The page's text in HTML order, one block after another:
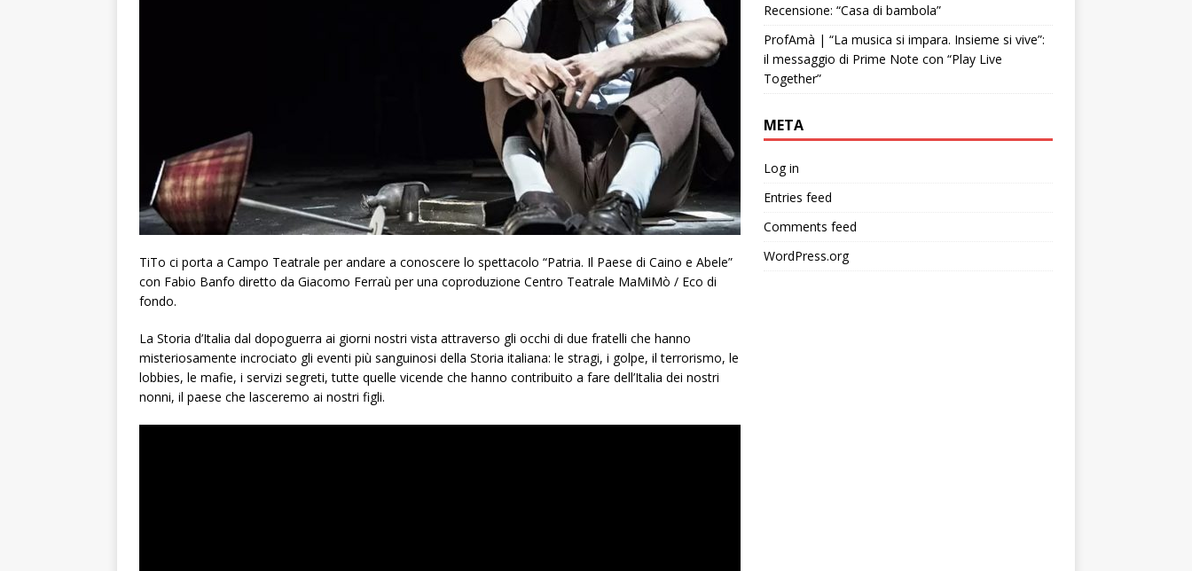
TiTo ci porta a Campo Teatrale per andare a conoscere lo spettacolo “Patria. Il Paese di Caino e Abele”
con Fabio Banfo diretto da Giacomo Ferraù per una coproduzione Centro Teatrale MaMiMò / Eco di
fondo.
La Storia d’Italia dal dopoguerra ai giorni nostri vista attraverso gli occhi di due fratelli che hanno
misteriosamente incrociato gli eventi più sanguinosi della Storia italiana: le stragi, i golpe, il terrorismo, le
lobbies, le mafie, i servizi segreti, tutte quelle vicende che hanno contribuito a fare dell’Italia dei nostri
nonni, il paese che lasceremo ai nostri figli.
Recensione: “Casa di bambola”
ProfAmà | “La musica si impara. Insieme si vive”:
il messaggio di Prime Note con “Play Live
Together”
META
Log in
Entries feed
Comments feed
WordPress.org